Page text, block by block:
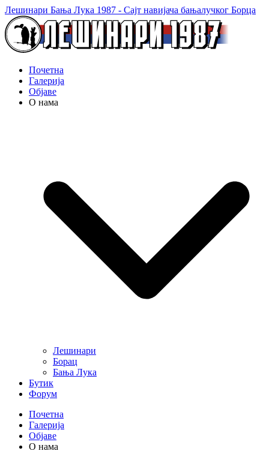
Лешинари Бања Лука 1987 - Сајт навијача бањалучког Борца
Почетна
Галерија
Објаве
О нама
Лешинари
Борац
Бања Лука
Бутик
Форум
Почетна
Галерија
Објаве
О нама